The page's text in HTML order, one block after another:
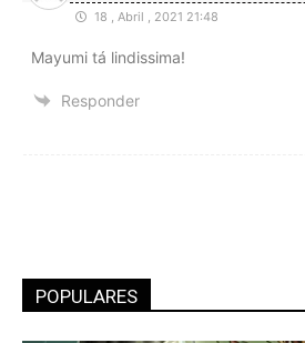
18 , Abril , 2021 21:48
Mayumi tá lindissima!
Responder
POPULARES